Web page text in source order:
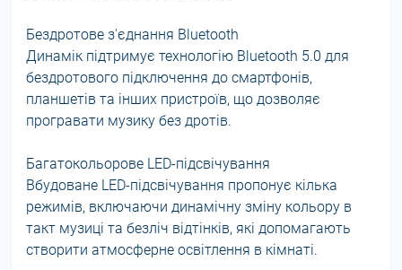
Бездротове з'єднання Bluetooth
Динамік підтримує технологію Bluetooth 5.0 для
бездротового підключення до смартфонів,
планшетів та інших пристроїв, що дозволяє
програвати музику без дротів.
Багатокольорове LED-підсвічування
Вбудоване LED-підсвічування пропонує кілька
режимів, включаючи динамічну зміну кольору в
такт музиці та безліч відтінків, які допомагають
створити атмосферне освітлення в кімнаті.